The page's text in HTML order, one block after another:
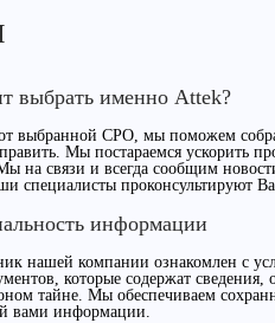
выбрать именно Attek?
выбранной СРО, мы поможем
Мы постараемся ускорить
на связи и всегда сообщим
специалисты проконсультируют
информации
нашей компании ознакомлен с
которые содержат сведения,
тайне. Мы обеспечиваем
вами информации.